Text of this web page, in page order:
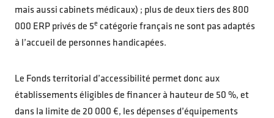
mais aussi cabinets médicaux) ; plus de deux tiers des 800
000 ERP privés de 5e catégorie français ne sont pas adaptés
à l’accueil de personnes handicapées.
Le Fonds territorial d’accessibilité permet donc aux
établissements éligibles de financer à hauteur de 50 %, et
dans la limite de 20 000 €, les dépenses d’équipements